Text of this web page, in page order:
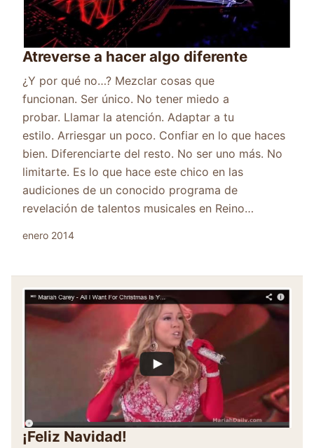
Atreverse a hacer algo diferente
¿Y por qué no…? Mezclar cosas que
funcionan. Ser único. No tener miedo a
probar. Llamar la atención. Adaptar a tu
estilo. Arriesgar un poco. Confiar en lo que haces
bien. Diferenciarte del resto. No ser uno más. No
limitarte. Es lo que hace este chico en las
audiciones de un conocido programa de
revelación de talentos musicales en Reino…
enero 2014
¡Feliz Navidad!